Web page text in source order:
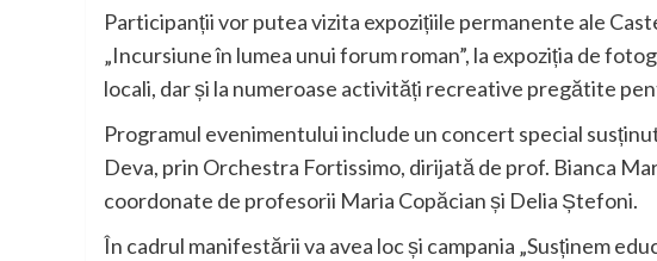
Participanții vor putea vizita expozițiile permanente ale
„Incursiune în lumea unui forum roman”, la expoziția de
locali, dar și la numeroase activități recreative pregătite
Programul evenimentului include un concert special
Deva, prin Orchestra Fortissimo, dirijată de prof. Bianca
coordonate de profesorii Maria Copăcian și Delia Ștefoni.
În cadrul manifestării va avea loc și campania „Susținem